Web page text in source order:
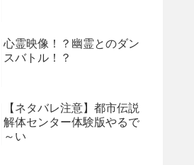
心霊映像！？幽霊とのダン
スバトル！？
【ネタバレ注意】都市伝説
解体センター体験版やるで
～い